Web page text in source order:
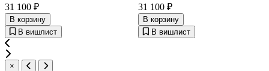
31 100 ₽
В корзину
В вишлист
31 100 ₽
В корзину
В вишлист
×